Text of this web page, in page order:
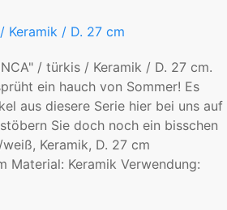
Keramik / D. 27 cm
/ türkis / Keramik / D. 27 cm.
ein hauch von Sommer! Es
aus diesere Serie hier bei uns auf
Sie doch noch ein bisschen
Keramik, D. 27 cm
Material: Keramik Verwendung: